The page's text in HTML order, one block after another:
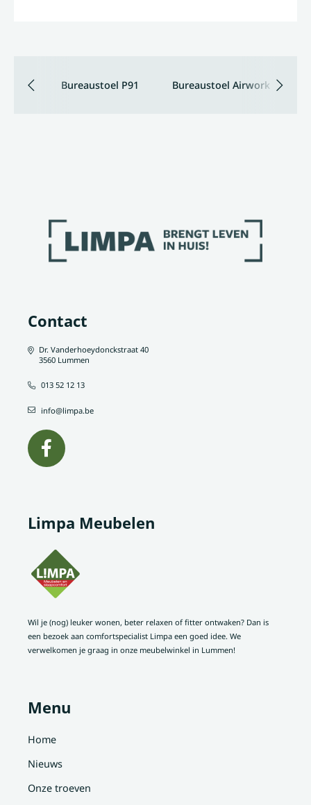
Bureaustoel P91 Bureaustoel Airwork
Limpa Meubelen
Wil je (nog) leuker wonen, beter relaxen of fitter ontwaken? Dan is
een bezoek aan comfortspecialist Limpa een goed idee. We
verwelkomen je graag in onze meubelwinkel in Lummen!
Menu
Home
Nieuws
Onze troeven
Contact
Dr. Vanderhoeydonckstraat 40
3560 Lummen
013 52 12 13
info@limpa.be